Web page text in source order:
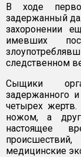
В ходе
задержанный
захоронении
имевших
следственном
Сыщики
задержанного
четырех
ножом, а
настоящее
медицинские